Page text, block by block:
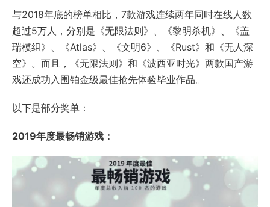
与2018年底的榜单相比，7款游戏连续两年同时在线人数
超过5万人，分别是《无限法则》、《黎明杀机》、《盖
瑞模组》、《Atlas》、《文明6》、《Rust》和《无人深
空》。而且，《无限法则》和《波西亚时光》两款国产游
戏还成功入围铂金级最佳抢先体验毕业作品。
以下是部分奖单：
2019年度最畅销游戏：